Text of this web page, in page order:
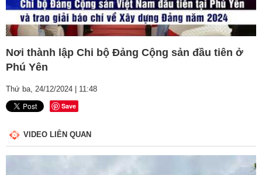
Video
Nơi thành lập Chi bộ Đảng Cộng sản đầu tiên ở
Phú Yên
Thứ ba, 24/12/2024 | 11:48
Save
VIDEO LIÊN QUAN